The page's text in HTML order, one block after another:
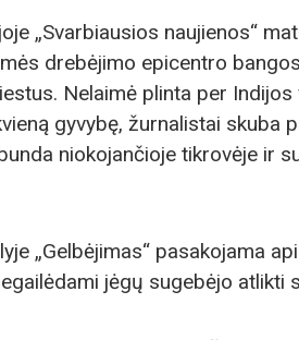
„Svarbiausios naujienos“
drebėjimo epicentro
Nelaimė plinta per
gyvybę, žurnalistai skuba
niokojančioje tikrovėje ir
„Gelbėjimas“ pasakojama
jėgų sugebėjo atlikti